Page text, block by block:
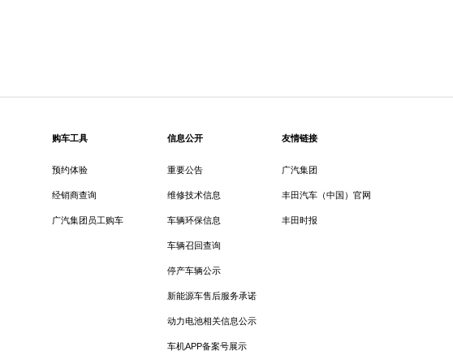
购车工具
预约体验
经销商查询
广汽集团员工购车
信息公开
重要公告
维修技术信息
车辆环保信息
车辆召回查询
停产车辆公示
新能源车售后服务承诺
动力电池相关信息公示
车机APP备案号展示
友情链接
广汽集团
丰田汽车（中国）官网
丰田时报